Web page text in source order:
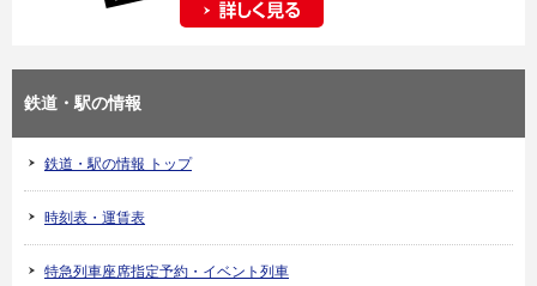
鉄道・駅の情報
鉄道・駅の情報 トップ
時刻表・運賃表
特急列車座席指定予約・イベント列車